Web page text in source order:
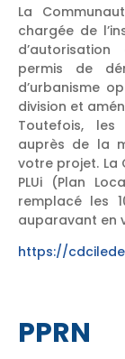
La
chargée de
permis de
d’urbanisme
division et
Toutefois,
auprès de la
votre projet. La
PLUi (Plan
remplacé les
auparavant en
https://
PPRN